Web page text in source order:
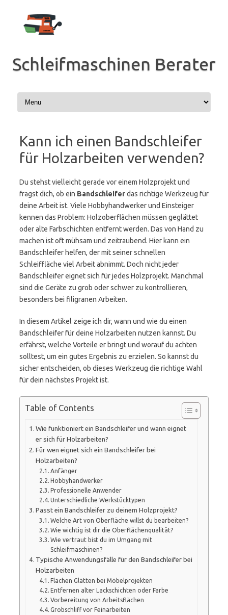
springen
Schleifmaschinen Berater
Kann ich einen Bandschleifer
für Holzarbeiten verwenden?
Du stehst vielleicht gerade vor einem Holzprojekt und
fragst dich, ob ein Bandschleiferdas richtige Werkzeug für
deine Arbeit ist. Viele Hobbyhandwerker und Einsteiger
kennen das Problem: Holzoberflächen müssen geglättet
oder alte Farbschichten entfernt werden. Das von Hand zu
machen ist oft mühsam und zeitraubend. Hier kann ein
Bandschleifer helfen, der mit seiner schnellen
Schleiffläche viel Arbeit abnimmt. Doch nicht jeder
Bandschleifer eignet sich für jedes Holzprojekt. Manchmal
sind die Geräte zu grob oder schwer zu kontrollieren,
besonders bei filigranen Arbeiten.
In diesem Artikel zeige ich dir, wann und wie du einen
Bandschleifer für deine Holzarbeiten nutzen kannst. Du
erfährst, welche Vorteile er bringt und worauf du achten
solltest, um ein gutes Ergebnis zu erzielen. So kannst du
sicher entscheiden, ob dieses Werkzeug die richtige Wahl
für dein nächstes Projekt ist.
Table of Contents
Wie funktioniert ein Bandschleifer und wann eignet
er sich für Holzarbeiten?
Für wen eignet sich ein Bandschleifer bei
Holzarbeiten?
Anfänger
Hobbyhandwerker
Professionelle Anwender
Unterschiedliche Werkstücktypen
Passt ein Bandschleifer zu deinem Holzprojekt?
Welche Art von Oberfläche willst du bearbeiten?
Wie wichtig ist dir die Oberflächenqualität?
Wie vertraut bist du im Umgang mit
Schleifmaschinen?
Typische Anwendungsfälle für den Bandschleifer bei
Holzarbeiten
Flächen Glätten bei Möbelprojekten
Entfernen alter Lackschichten oder Farbe
Vorbereitung von Arbeitsflächen
Grobschliff vor Feinarbeiten